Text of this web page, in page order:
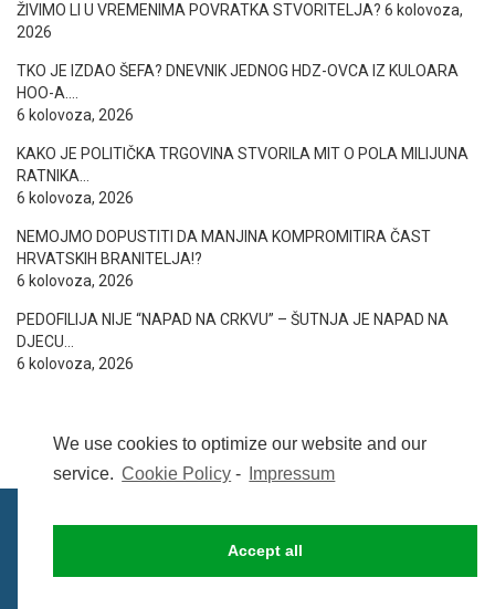
We use cookies to optimize our website and our
service. Cookie Policy - Impressum
Accept all
ŽIVIMO LI U VREMENIMA POVRATKA STVORITELJA? 6 kolovoza,
2026
TKO JE IZDAO ŠEFA? DNEVNIK JEDNOG HDZ-OVCA IZ KULOARA
HOO-A….
6 kolovoza, 2026
KAKO JE POLITIČKA TRGOVINA STVORILA MIT O POLA MILIJUNA
RATNIKA…
6 kolovoza, 2026
NEMOJMO DOPUSTITI DA MANJINA KOMPROMITIRA ČAST
HRVATSKIH BRANITELJA!?
6 kolovoza, 2026
PEDOFILIJA NIJE “NAPAD NA CRKVU” – ŠUTNJA JE NAPAD NA
DJECU…
6 kolovoza, 2026